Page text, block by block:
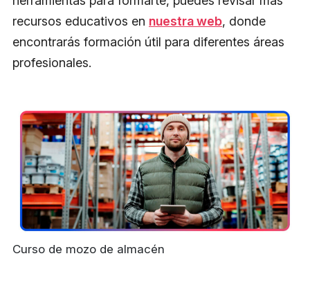
recursos educativos en nuestra web, donde
encontrarás formación útil para diferentes áreas
profesionales.
Curso de mozo de almacén